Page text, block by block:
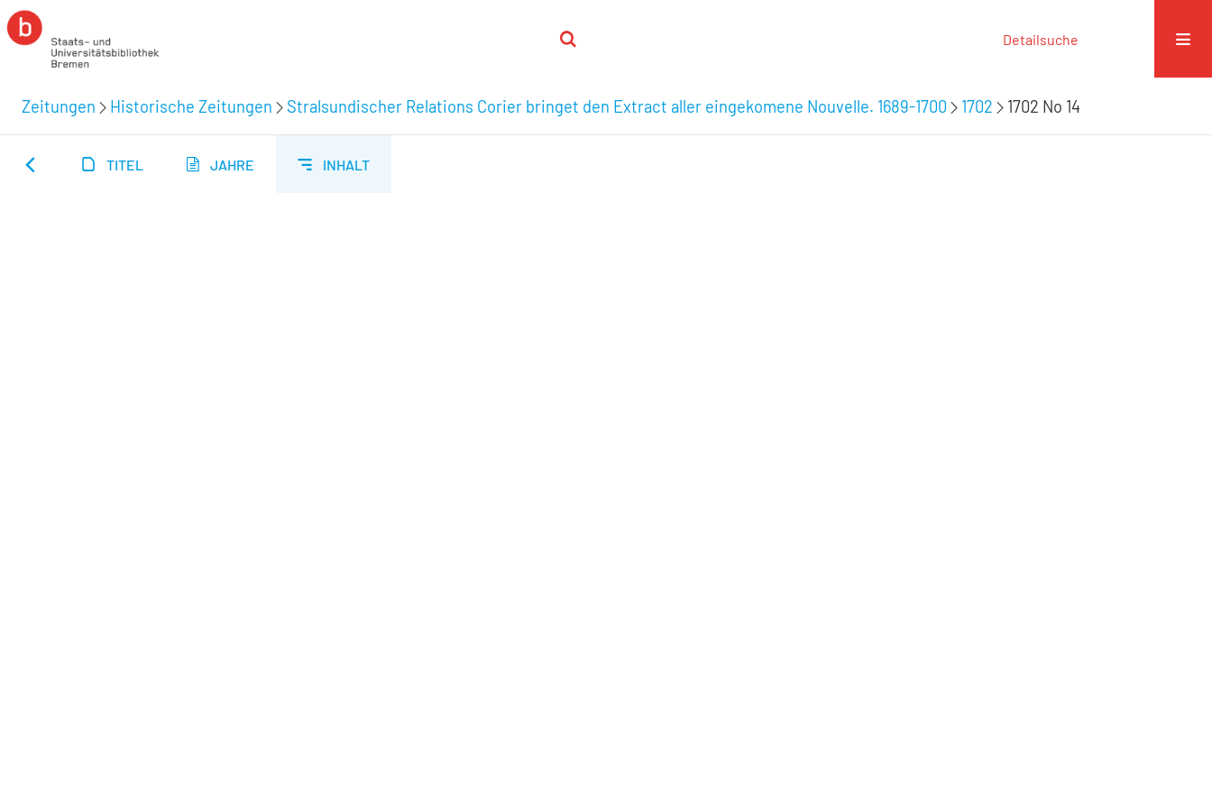
Detailsuche
Zeitungen Historische Zeitungen Stralsundischer Relations Corier bringet den Extract aller eingekomene Nouvelle. 1689-1700 1702 1702 No 14
TITEL JAHRE INHALT